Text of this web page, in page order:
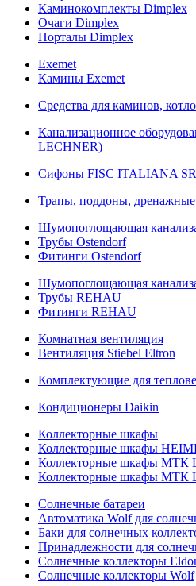
Каминокомплекты Dimplex
Очаги Dimplex
Порталы Dimplex
Exemet
Камины Exemet
Средства для каминов,
Канализационное
LECHNER)
Сифоны FISC ITALIANA
Трапы, поддоны,
Шумопоглощающая
Трубы Ostendorf
Фитинги Ostendorf
Шумопоглощающая
Трубы REHAU
Фитинги REHAU
Комнатная вентиляция
Вентиляция Stiebel Eltron
Комплектующие для
Кондиционеры Daikin
Коллекторные шкафы
Коллекторные шкафы
Коллекторные шкафы МТК
Коллекторные шкафы МТК
Солнечные батареи
Автоматика Wolf для
Баки для солнечных
Принадлежности для
Солнечные коллекторы
Солнечные коллекторы Wolf